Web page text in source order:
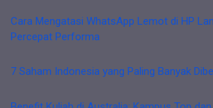
Cara Mengatasi WhatsApp Lemot di HP
Percepat Performa
7 Saham Indonesia yang Paling Banyak